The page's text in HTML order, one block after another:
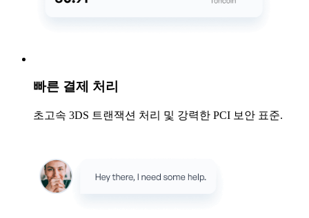
빠른 결제 처리
초고속 3DS 트랜잭션 처리 및 강력한 PCI 보안 표준.